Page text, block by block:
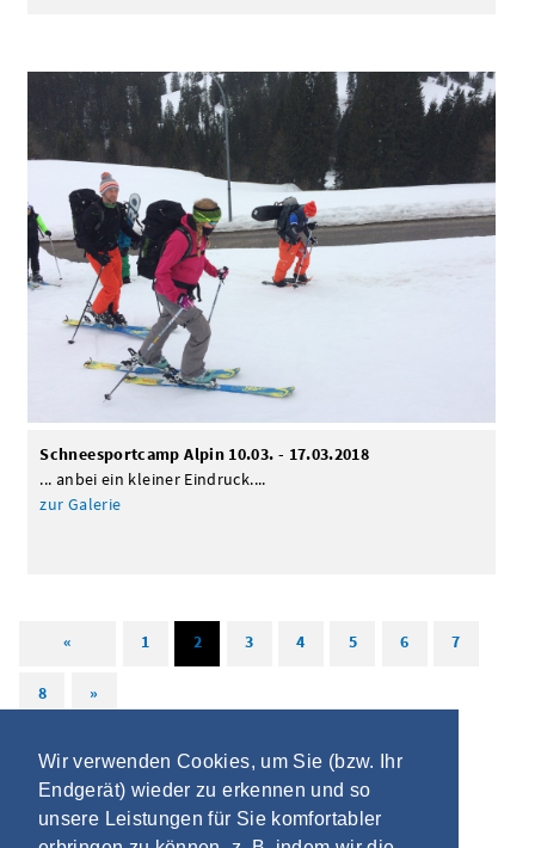
Wir verwenden Cookies, um Sie (bzw. Ihr
Endgerät) wieder zu erkennen und so
unsere Leistungen für Sie komfortabler
Schneesportcamp Alpin 10.03. - 17.03.2018
... anbei ein kleiner Eindruck....
zur Galerie
« 1 2 3 4 5 6 7
8 »